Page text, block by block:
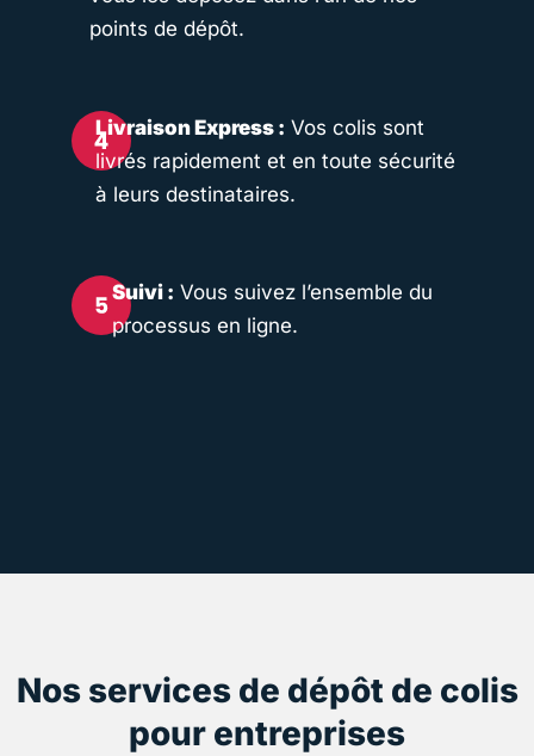
points de dépôt.
Livraison Express : Vos colis sont
livrés rapidement et en toute sécurité
à leurs destinataires.
Suivi : Vous suivez l’ensemble du
processus en ligne.
Nos services de dépôt de colis
pour entreprises